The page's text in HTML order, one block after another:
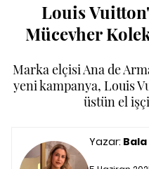
Louis
Mücevher
Marka elçisi Ana de
yeni kampanya, Louis
üstün el
Yazar: Bala